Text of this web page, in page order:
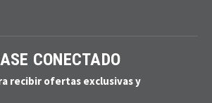
CONECTADO
recibir ofertas exclusivas y